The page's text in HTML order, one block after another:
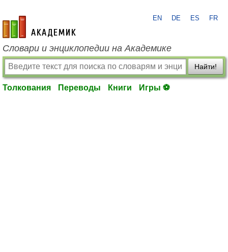
academic.ru
EN DE ES FR
Словари и энциклопедии на Академике
Найти!
Толкования Переводы Книги Игры ⚽